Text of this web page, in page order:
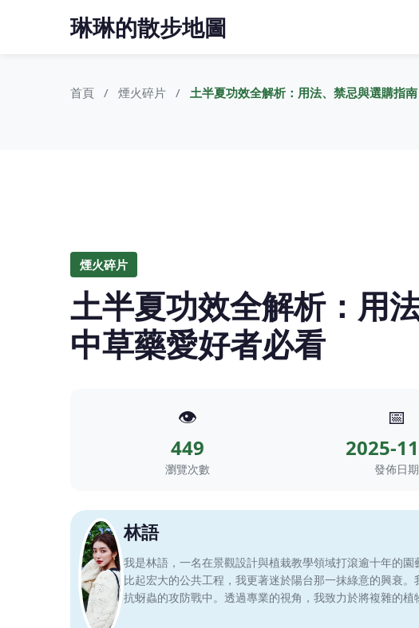
琳琳的散步地圖
首頁 煙火碎片 土半夏功效全解析：用法、禁忌與選購指
煙火碎片
土半夏功效全解析：用
中草藥愛好者必看
👁️
449
瀏覽次數
📅
2025-
發佈日期
林語
我是林語，一名在景觀設計與植栽教學領域打滾逾十年的
比起宏大的公共工程，我更著迷於陽台那一抹綠意的興衰
抗蚜蟲的攻防戰中。透過專業的視角，我致力於將複雜的